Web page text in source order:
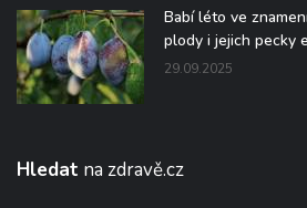
Babí léto ve
plody i jejich pecky
29.09.2025
Hledat na zdravě.cz